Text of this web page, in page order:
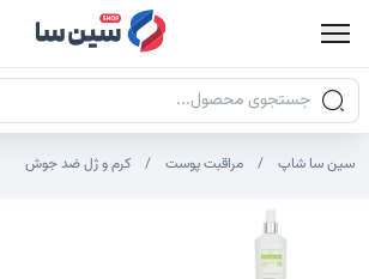
جستجوی محصولات
سین سا شاپ مراقبت پوست کرم و ژل ضد جوش
تصاویر محصول
تصویر شاخص محصول
سایر تصاویر محصول - تصاویر بندانگشتی